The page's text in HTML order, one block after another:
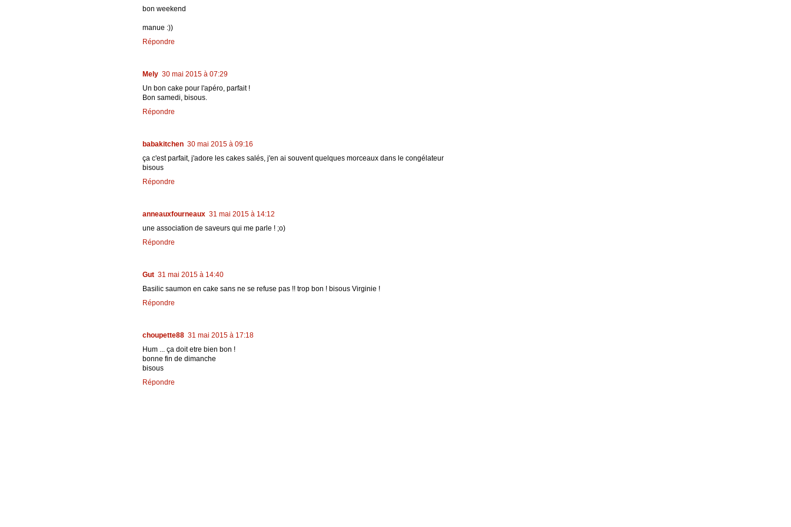
bon weekend
manue :))
Répondre
Mely 30 mai 2015 à 07:29
Un bon cake pour l'apéro, parfait !
Bon samedi, bisous.
Répondre
babakitchen 30 mai 2015 à 09:16
ça c'est parfait, j'adore les cakes salés, j'en ai souvent quelques morceaux dans le congélateur
bisous
Répondre
anneauxfourneaux 31 mai 2015 à 14:12
une association de saveurs qui me parle ! ;o)
Répondre
Gut 31 mai 2015 à 14:40
Basilic saumon en cake sans ne se refuse pas !! trop bon ! bisous Virginie !
Répondre
choupette88 31 mai 2015 à 17:18
Hum ... ça doit etre bien bon !
bonne fin de dimanche
bisous
Répondre